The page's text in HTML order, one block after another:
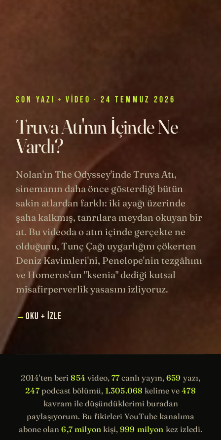
SON YAZI + VIDEO · 24 TEMMUZ 2026
Truva Atı'nın İçinde Ne
Vardı?
Nolan'ın The Odyssey'inde Truva Atı,
sinemanın daha önce gösterdiği bütün
sakin atlardan farklı: iki ayağı üzerinde
şaha kalkmış, tanrılara meydan okuyan bir
at. Bu videoda o atın içinde gerçekte ne
olduğunu, Tunç Çağı uygarlığını çökerten
Deniz Kavimleri'ni, Penelope'nin tezgâhını
ve Homeros'un "ksenia" dediği kutsal
misafirperverlik yasasını izliyoruz.
→ OKU + İZLE
2014'ten beri854 video, 77canlı yayın,659 yazı,
247podcast bölümü, 1.305.068 kelime ve478
kavram ile düşündüklerimi buradan
paylaşıyorum. Bu fikirleri YouTube kanalıma
abone olan6,7 milyon kişi, 999 milyon kez izledi.